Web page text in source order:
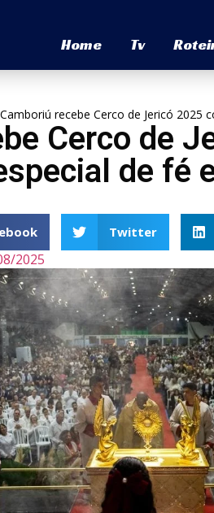
Home Tv
Camboriú recebe Cerco de Jericó 2025
Cerco de
de fé
Twitter
2025